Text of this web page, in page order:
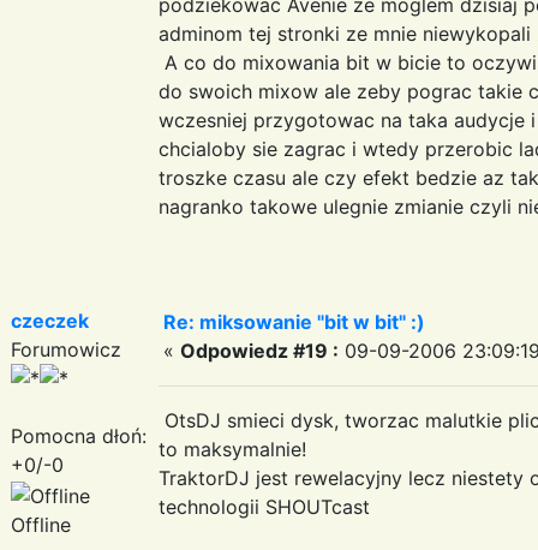
adminom tej stronki ze mnie
A co do mixowania bit w bicie to
do swoich mixow ale zeby pograc takie
wczesniej przygotowac na taka audycje
chcialoby sie zagrac i wtedy przerobic
troszke czasu ale czy efekt bedzie az
nagranko takowe ulegnie zmianie czyli
czeczek
Forumowicz
Pomocna dłoń:
+0/-0
Offline
Re: miksowanie "bit w bit" :)
« Odpowiedz #19 : 09-09-2006
OtsDJ smieci dysk, tworzac malutkie
to maksymalnie!
TraktorDJ jest rewelacyjny lecz niestety
technologii SHOUTcast